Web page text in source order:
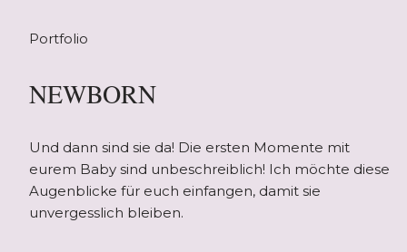
Portfolio
NEWBORN
Und dann sind sie da! Die ersten Momente mit
eurem Baby sind unbeschreiblich! Ich möchte diese
Augenblicke für euch einfangen, damit sie
unvergesslich bleiben.